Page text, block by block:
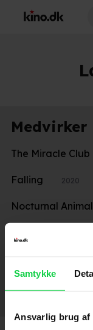
Samtykke
Ansvarlig brug af
Medvirker
The Miracle Club
Falling 2020
Nocturnal
Teenage Mutant
2016
Mr. Holmes
The Fifth Estate
Hyde Park on
Nanny Diaries
Bedrag 2007
Jindabyne
The Squid and
The Exorcism of
P.S. 2005
Kinsey 2005
Love Actually
The Truman